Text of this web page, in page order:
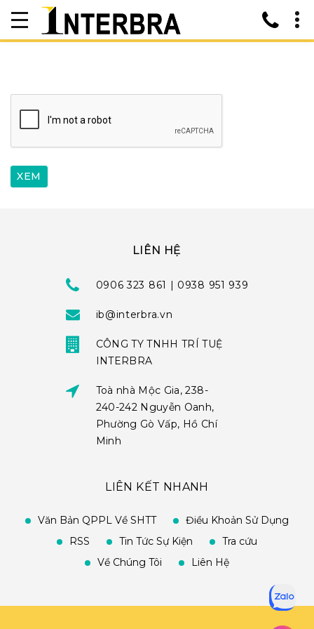
LIÊN HỆ
0906 323 861 | 0938 951 939
ib@interbra.vn
CÔNG TY TNHH TRÍ TUỆ
INTERBRA
Toà nhà Mộc Gia, 238-
240-242 Nguyễn Oanh,
Phường Gò Vấp, Hồ Chí
Minh
LIÊN KẾT NHANH
Văn Bản QPPL Về SHTT
Điều Khoản Sử Dụng
RSS
Tin Tức Sự Kiện
Tra cứu
Về Chúng Tôi
Liên Hệ